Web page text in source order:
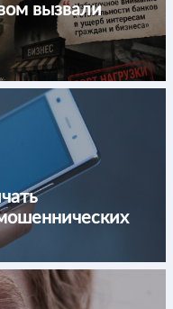
вызвали